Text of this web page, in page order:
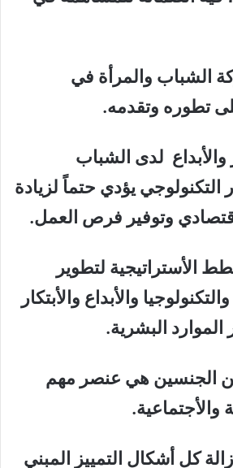
الشباب والمرأة في
تطوره وتقدمه.
والأبداع لدى الشباب
التكنولوجي يؤدي حتماً لزيادة
وتوفير فرص العمل.
الأستراتيجية لتطوير
والأبداع والأبتكار
البشرية.
الجنسين هي عنصر مهم
والأجتماعية.
كل أشكال التمييز المبني